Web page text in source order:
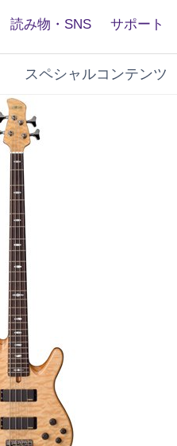
読み物・SNS サポート
スペシャルコンテンツ